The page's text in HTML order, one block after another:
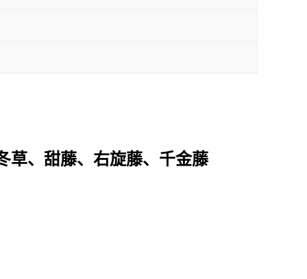
草、甜藤、右旋藤、千金藤